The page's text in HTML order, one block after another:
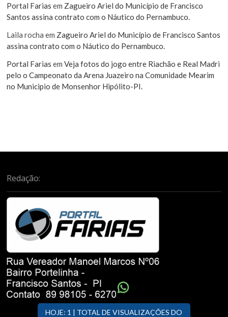
Portal Farias em Zagueiro Ariel do Município de Francisco
Santos assina contrato com o Náutico do Pernambuco.
Laila rocha em Zagueiro Ariel do Município de Francisco Santos
assina contrato com o Náutico do Pernambuco.
Portal Farias emVeja fotos do jogo entre Riachão e Real Madri
pelo o Campeonato da Arena Juazeiro na Comunidade Mearim
no Municipio de Monsenhor Hipólito-PI.
Redação:
HOJE: 1 | TOTAL DE VISUALIZAÇÕES DO